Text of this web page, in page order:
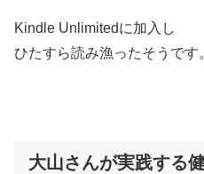
Kindle Unlimitedに加入し
ひたすら読み漁ったそうです
大山さんが実践する